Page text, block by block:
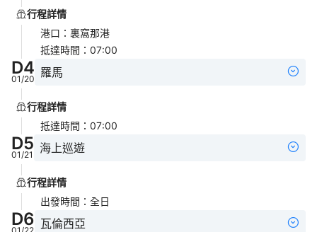
行程詳情
港口 ： 裏窩那港
抵達時間 ： 07:00
D4
01/20 羅馬
行程詳情
抵達時間 ： 07:00
D5
01/21 海上巡遊
行程詳情
出發時間 ： 全日
D6 瓦倫西亞